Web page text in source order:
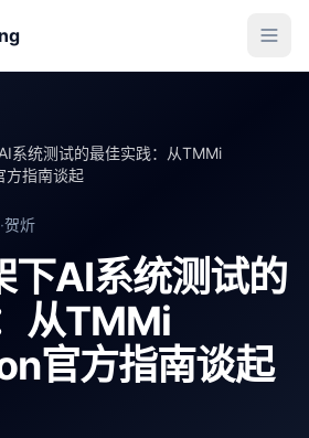
系统测试的最佳实践：从TMMi
方指南谈起
·贺炘
AI系统测试的
从TMMi
官方指南谈起